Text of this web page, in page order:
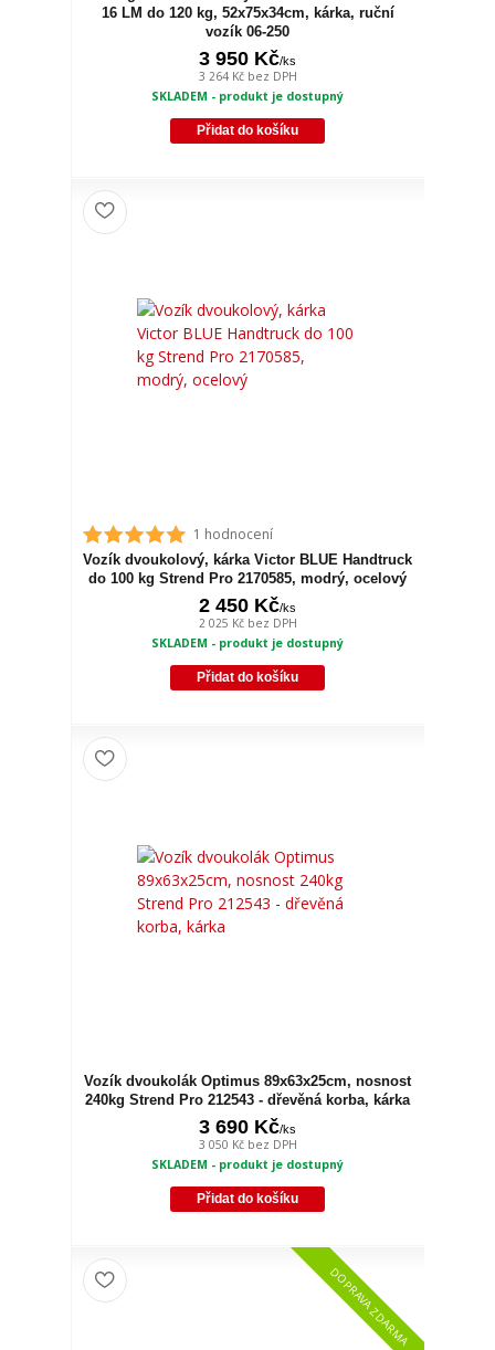
16 LM do 120 kg, 52x75x34cm, kárka, ruční
vozík 06-250
3 950 Kč/ks
3 264 Kč bez DPH
SKLADEM - produkt je dostupný
Přidat do košíku
1 hodnocení
Vozík dvoukolový, kárka Victor BLUE Handtruck
do 100 kg Strend Pro 2170585, modrý, ocelový
2 450 Kč/ks
2 025 Kč bez DPH
SKLADEM - produkt je dostupný
Přidat do košíku
Vozík dvoukolák Optimus 89x63x25cm, nosnost
240kg Strend Pro 212543 - dřevěná korba, kárka
3 690 Kč/ks
3 050 Kč bez DPH
SKLADEM - produkt je dostupný
Přidat do košíku
DOPRAVA ZDARMA